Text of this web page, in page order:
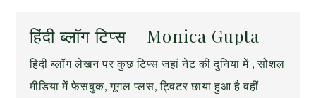
हिंदी ब्लॉग टिप्स – Monica Gupta
हिंदी ब्लॉग लेखन पर कुछ टिप्स जहां नेट की दुनिया में , सोशल
मीडिया में फेसबुक, गूगल प्लस, ट्विटर छाया हुआ है वहीं